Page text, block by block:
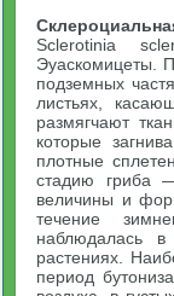
Sclerotinia
Эуаскомицеты.
подземных
листьях,
размягчают
которые
плотные
стадию гриба
величины и
течение
наблюдалась
растениях.
период